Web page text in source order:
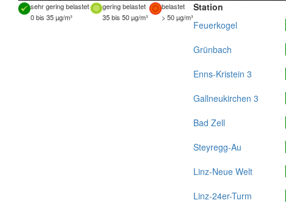
sehr gering belastet gering belastet
belastet
0 bis 35 µg/m³
35 bis 50 µg/m³ > 50 µg/m³
Station
Feuerkogel
Grünbach
Enns-Kristein 3
Gallneukirchen 3
Bad Zell
Steyregg-Au
Linz-Neue Welt
Linz-24er-Turm